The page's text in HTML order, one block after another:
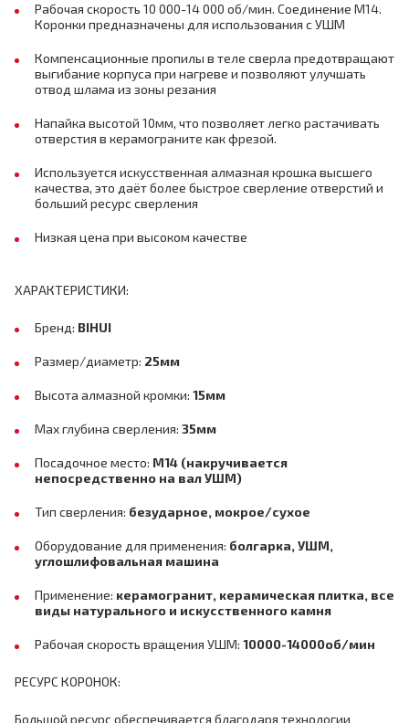
Рабочая скорость 10 000-14 000 об/мин. Соединение М14.
Коронки предназначены для использования с УШМ
Компенсационные пропилы в теле сверла предотвращают
выгибание корпуса при нагреве и позволяют улучшать
отвод шлама из зоны резания
Напайка высотой 10мм, что позволяет легко растачивать
отверстия в керамограните как фрезой.
Используется искусственная алмазная крошка высшего
качества, это даёт более быстрое сверление отверстий и
больший ресурс сверления
Низкая цена при высоком качестве
ХАРАКТЕРИСТИКИ:
Бренд: BIHUI
Размер/диаметр: 25мм
Высота алмазной кромки: 15мм
Max глубина сверления: 35мм
Посадочное место: M14 (накручивается
непосредственно на вал УШМ)
Тип сверления: безударное, мокрое/сухое
Оборудование для применения: болгарка, УШМ,
углошлифовальная машина
Применение: керамогранит, керамическая плитка, все
виды натурального и искусственного камня
Рабочая скорость вращения УШМ: 10000-14000об/мин
РЕСУРС КОРОНОК:
Большой ресурс обеспечивается благодаря технологии